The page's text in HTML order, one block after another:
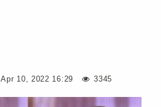
Apr 10, 2022 16:29 3345